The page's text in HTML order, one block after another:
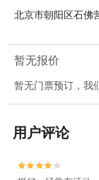
北京市朝阳区石佛
暂无报价
暂无门票预订，我
用户评论

